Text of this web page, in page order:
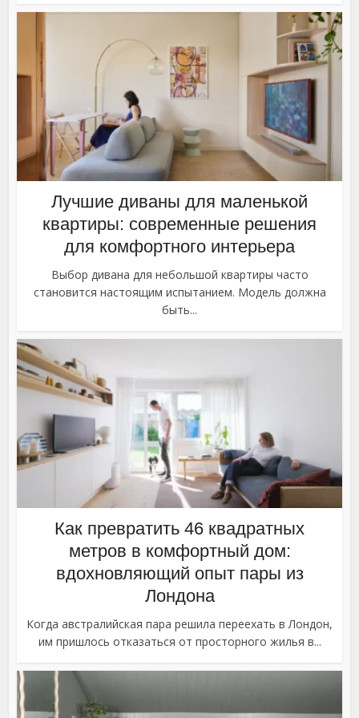
Лучшие диваны для маленькой
квартиры: современные решения
для комфортного интерьера
Выбор дивана для небольшой квартиры часто
становится настоящим испытанием. Модель должна
быть...
Как превратить 46 квадратных
метров в комфортный дом:
вдохновляющий опыт пары из
Лондона
Когда австралийская пара решила переехать в Лондон,
им пришлось отказаться от просторного жилья в...